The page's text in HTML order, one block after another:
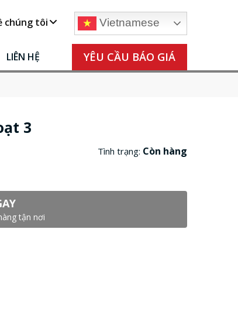
Vietnamese
chúng tôi
LIÊN HỆ YÊU CẦU BÁO GIÁ
3
Tình trạng: Còn hàng
tận nơi